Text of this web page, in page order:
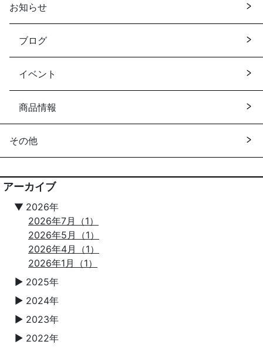
お知らせ
ブログ
イベント
商品情報
その他
アーカイブ
▼ 2026年
2026年7月（1）
2026年5月（1）
2026年4月（1）
2026年1月（1）
▼ 2025年
▼ 2024年
▼ 2023年
▼ 2022年